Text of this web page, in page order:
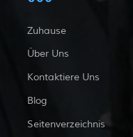
Zuhause
Über Uns
Kontaktiere Uns
Blog
Seitenverzeichnis